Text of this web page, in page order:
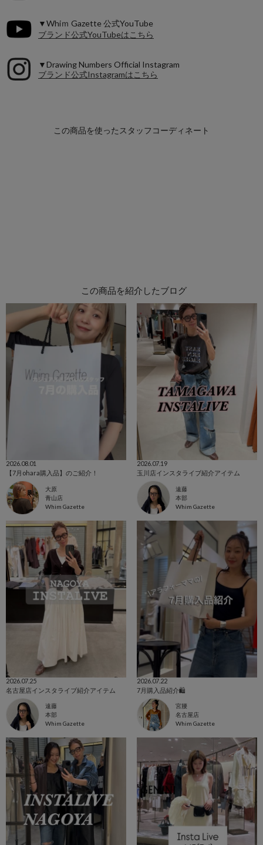
▼Whiｍ Gazette 公式YouTube
ブランド公式YouTubeはこちら
▼Drawing Numbers Official Instagram
ブランド公式Instagramはこちら
この商品を紹介したブログ
2026.08.01
【7月ohara購入品】のご紹介！
大原
青山店
Whim Gazette
2026.07.19
玉川店インスタライブ紹介アイテム
遠藤
本部
Whim Gazette
2026.07.25
名古屋店インスタライブ紹介アイテム
遠藤
本部
Whim Gazette
2026.07.22
7月購入品紹介🛍️
宮腰
名古屋店
Whim Gazette